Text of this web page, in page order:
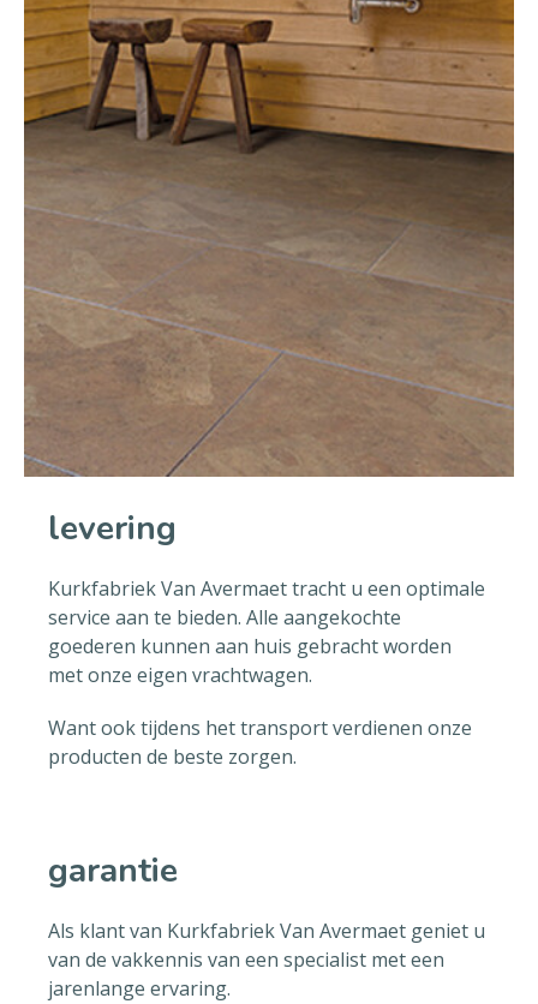
levering
Kurkfabriek Van Avermaet tracht u een optimale
service aan te bieden. Alle aangekochte
goederen kunnen aan huis gebracht worden
met onze eigen vrachtwagen.
Want ook tijdens het transport verdienen onze
producten de beste zorgen.
garantie
Als klant van Kurkfabriek Van Avermaet geniet u
van de vakkennis van een specialist met een
jarenlange ervaring.